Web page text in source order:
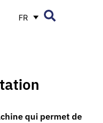
FR
qui permet de